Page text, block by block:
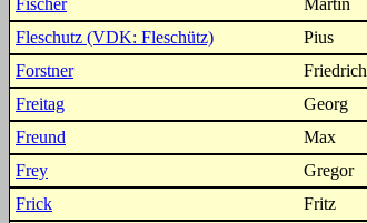
Fischer
Martin
Fleschutz (VDK: Fleschütz)
Pius
Forstner
Friedrich
Freitag
Georg
Freund
Max
Frey
Gregor
Frick
Fritz